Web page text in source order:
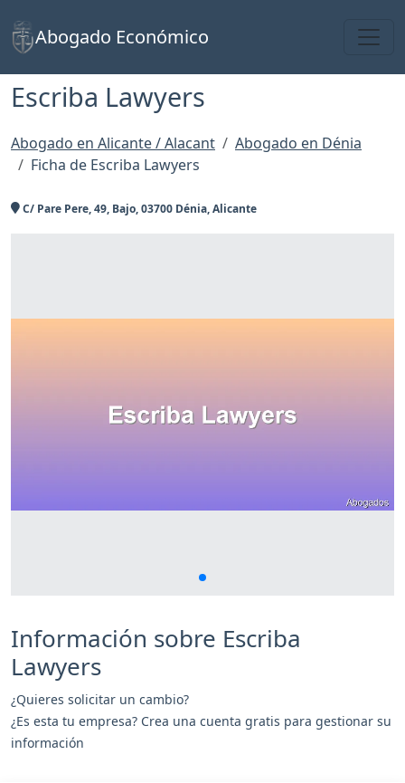
Abogado Económico
Escriba Lawyers
Abogado en Alicante / Alacant
Abogado en Dénia
Ficha de Escriba Lawyers
C/ Pare Pere, 49, Bajo, 03700 Dénia, Alicante
Información sobre Escriba
Lawyers
¿Quieres solicitar un cambio?
¿Es esta tu empresa? Crea una cuenta gratis para gestionar su
información